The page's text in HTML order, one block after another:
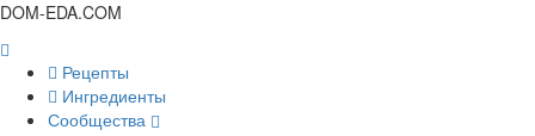
DOM-EDA.COM
Рецепты
Ингредиенты
Сообщества